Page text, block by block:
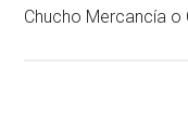
Chucho Mercancía o